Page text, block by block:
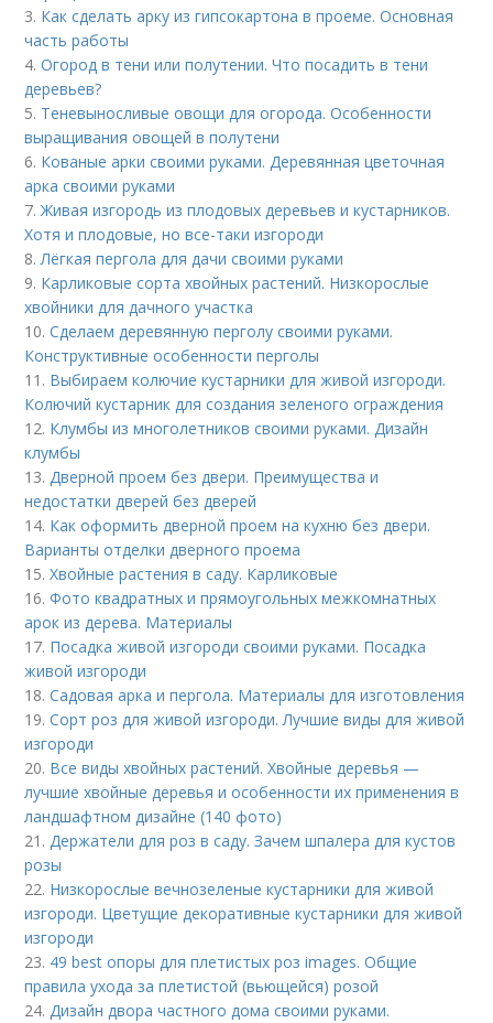
3. Как сделать арку из гипсокартона в проеме. Основная
часть работы
4.Огород в тени или полутении. Что посадить в тени
деревьев?
5. Теневыносливые овощи для огорода. Особенности
выращивания овощей в полутени
6. Кованые арки своими руками. Деревянная цветочная
арка своими руками
7.Живая изгородь из плодовых деревьев и кустарников.
Хотя и плодовые, но все-таки изгороди
8.Лёгкая пергола для дачи своими руками
9. Карликовые сорта хвойных растений. Низкорослые
хвойники для дачного участка
10.Сделаем деревянную перголу своими руками.
Конструктивные особенности перголы
11. Выбираем колючие кустарники для живой изгороди.
Колючий кустарник для создания зеленого ограждения
12. Клумбы из многолетников своими руками. Дизайн
клумбы
13.Дверной проем без двери. Преимущества и
недостатки дверей без дверей
14. Как оформить дверной проем на кухню без двери.
Варианты отделки дверного проема
15.Хвойные растения в саду. Карликовые
16.Фото квадратных и прямоугольных межкомнатных
арок из дерева. Материалы
17. Посадка живой изгороди своими руками. Посадка
живой изгороди
18.Садовая арка и пергола. Материалы для изготовления
19.Сорт роз для живой изгороди. Лучшие виды для живой
изгороди
20. Все виды хвойных растений. Хвойные деревья —
лучшие хвойные деревья и особенности их применения в
ландшафтном дизайне (140 фото)
21.Держатели для роз в саду. Зачем шпалера для кустов
розы
22. Низкорослые вечнозеленые кустарники для живой
изгороди. Цветущие декоративные кустарники для живой
изгороди
23. 49 best опоры для плетистых роз images. Общие
правила ухода за плетистой (вьющейся) розой
24.Дизайн двора частного дома своими руками.